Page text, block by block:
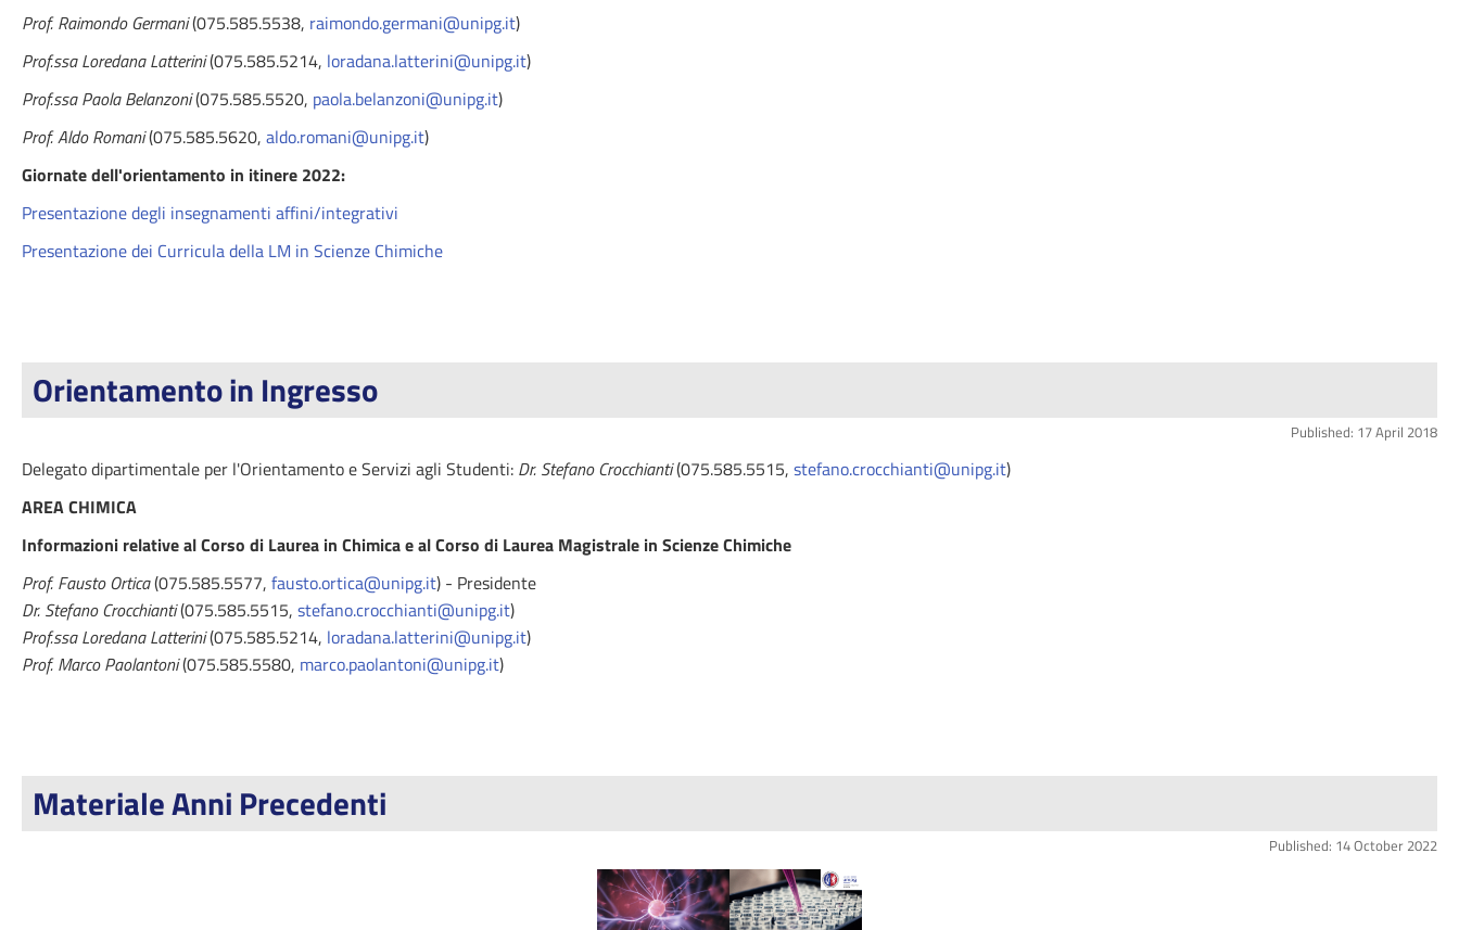
Prof. Raimondo Germani(075.585.5538, raimondo.germani@unipg.it)
Prof.ssa Loredana Latterini(075.585.5214, loradana.latterini@unipg.it)
Prof.ssa Paola Belanzoni(075.585.5520, paola.belanzoni@unipg.it)
Prof. Aldo Romani(075.585.5620, aldo.romani@unipg.it)
Giornate dell'orientamento in itinere 2022:
Presentazione degli insegnamenti affini/integrativi
Presentazione dei Curricula della LM in Scienze Chimiche
Orientamento in Ingresso
Published: 17 April 2018
Delegato dipartimentale per l'Orientamento e Servizi agli Studenti: Dr. Stefano Crocchianti(075.585.5515, stefano.crocchianti@unipg.it)
AREA CHIMICA
Informazioni relative al Corso di Laurea in Chimica e al Corso di Laurea Magistrale in Scienze Chimiche
Prof. Fausto Ortica(075.585.5577, fausto.ortica@unipg.it) - Presidente
Dr. Stefano Crocchianti(075.585.5515, stefano.crocchianti@unipg.it)
Prof.ssa Loredana Latterini(075.585.5214, loradana.latterini@unipg.it)
Prof. Marco Paolantoni(075.585.5580, marco.paolantoni@unipg.it)
Materiale Anni Precedenti
Published: 14 October 2022